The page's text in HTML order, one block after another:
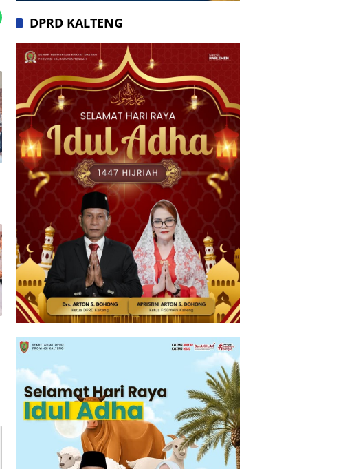
DPRD KALTENG